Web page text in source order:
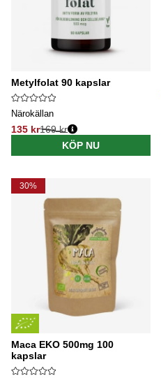
Metylfolat 90 kapslar
Närokällan
135 kr
Ordinarie pris:
169 kr
KÖP NU
30%
Maca EKO 500mg 100
kapslar